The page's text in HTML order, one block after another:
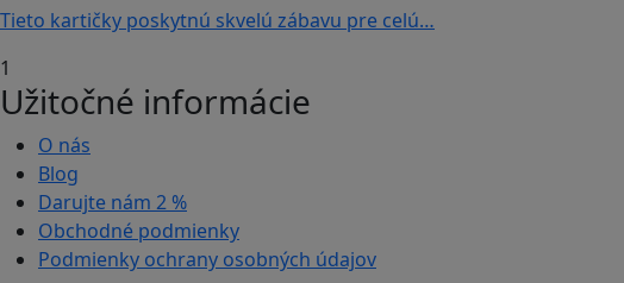
Tieto kartičky poskytnú skvelú zábavu pre celú…
1
Užitočné informácie
O nás
Blog
Darujte nám 2 %
Obchodné podmienky
Podmienky ochrany osobných údajov